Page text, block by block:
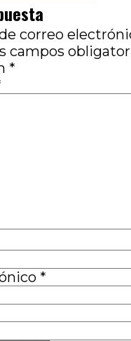
correo
campos
*
*